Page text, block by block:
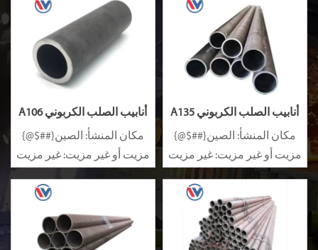
سبيكة
سبيكة
أنابيب الصلب الكربوني A106
A179
مكان المنشأ: الصين{##$@}
مزيت أو غير مزيت: غير مزيت
أنابيب الصلب الكربوني A135
A36
مكان المنشأ: الصين{##$@}
مزيت أو غير مزيت: غير مزيت